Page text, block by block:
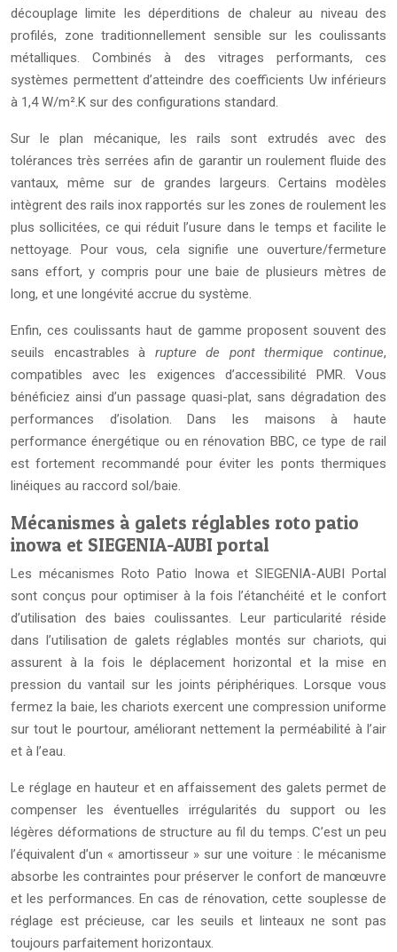
découplage limite les déperditions de chaleur au niveau des
profilés, zone traditionnellement sensible sur les coulissants
métalliques. Combinés à des vitrages performants, ces
systèmes permettent d’atteindre des coefficients Uw inférieurs
à 1,4 W/m².K sur des configurations standard.
Sur le plan mécanique, les rails sont extrudés avec des
tolérances très serrées afin de garantir un roulement fluide des
vantaux, même sur de grandes largeurs. Certains modèles
intègrent des rails inox rapportés sur les zones de roulement les
plus sollicitées, ce qui réduit l’usure dans le temps et facilite le
nettoyage. Pour vous, cela signifie une ouverture/fermeture
sans effort, y compris pour une baie de plusieurs mètres de
long, et une longévité accrue du système.
Enfin, ces coulissants haut de gamme proposent souvent des
seuils encastrables à rupture de pont thermique continue,
compatibles avec les exigences d’accessibilité PMR. Vous
bénéficiez ainsi d’un passage quasi-plat, sans dégradation des
performances d’isolation. Dans les maisons à haute
performance énergétique ou en rénovation BBC, ce type de rail
est fortement recommandé pour éviter les ponts thermiques
linéiques au raccord sol/baie.
Mécanismes à galets réglables roto patio
inowa et SIEGENIA-AUBI portal
Les mécanismes Roto Patio Inowa et SIEGENIA-AUBI Portal
sont conçus pour optimiser à la fois l’étanchéité et le confort
d’utilisation des baies coulissantes. Leur particularité réside
dans l’utilisation de galets réglables montés sur chariots, qui
assurent à la fois le déplacement horizontal et la mise en
pression du vantail sur les joints périphériques. Lorsque vous
fermez la baie, les chariots exercent une compression uniforme
sur tout le pourtour, améliorant nettement la perméabilité à l’air
et à l’eau.
Le réglage en hauteur et en affaissement des galets permet de
compenser les éventuelles irrégularités du support ou les
légères déformations de structure au fil du temps. C’est un peu
l’équivalent d’un « amortisseur » sur une voiture : le mécanisme
absorbe les contraintes pour préserver le confort de manœuvre
et les performances. En cas de rénovation, cette souplesse de
réglage est précieuse, car les seuils et linteaux ne sont pas
toujours parfaitement horizontaux.